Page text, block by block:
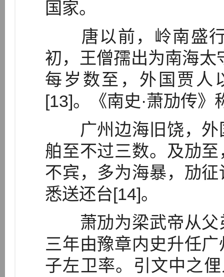
国家。
唐以前，岭南盛行
初，王僧孺出为南海太
每岁数至，外国贾
[13]。《南史·萧劢传》
广州边海旧饶，外
舶至不过三数。及劢
不宾，多为海暴，劢
悉送还台[14]。
萧劢为梁武帝从父
三年由豫章内史升任
子左卫率。引文中之